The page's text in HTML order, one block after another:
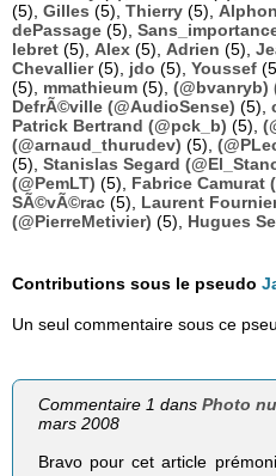
(5), Gilles (5), Thierry (5),
dePassage (5),
lebret (5), Alex (5), Adrien (5),
Chevallier(5), jdo (5), Youssef
(5), mmathieum (5), (@bvanryb)
DefrÃ©ville (@AudioSense) (5),
Patrick Bertrand (@pck_b) (5),
(@arnaud_thurudev) (5),
(5), Stanislas Segard
(@PemLT) (5), Fabrice Camurat
SÃ©vÃ©rac (5), Laurent
(@PierreMetivier) (5), Hugues
Contributions sous le pseudo
Un seul commentaire sous ce
Commentaire 1 dansPhoto
mars 2008
Bravo pour cet article